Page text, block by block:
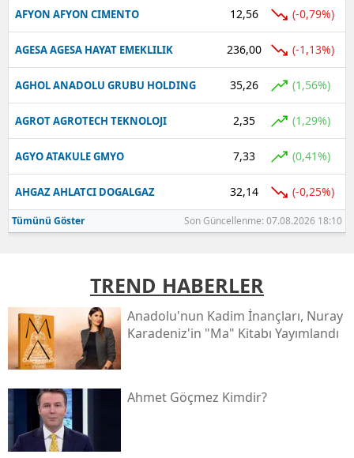
AFYON AFYON CIMENTO 12,56 (-0,79%)
AGESA AGESA HAYAT EMEKLILIK 236,00 (-1,13%)
AGHOL ANADOLU GRUBU HOLDING 35,26 (1,56%)
AGROT AGROTECH TEKNOLOJI 2,35 (1,29%)
AGYO ATAKULE GMYO 7,33 (0,41%)
AHGAZ AHLATCI DOGALGAZ 32,14 (-0,25%)
Tümünü Göster Son Güncellenme: 07.08.2026 18:10
TREND HABERLER
Anadolu'nun Kadim İnançları, Nuray
Karadeniz'in "ma" Kitabı Yayımlandı
Ahmet Göçmez Kimdir?